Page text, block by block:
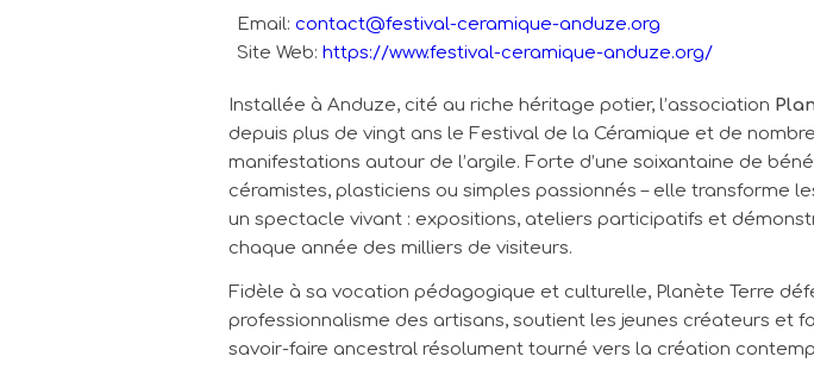
Email: contact@festival-ceramique-anduze.org
Site Web: https://www.festival-ceramique-anduze.org/
Installée à Anduze, cité au riche héritage potier, l’association
depuis plus de vingt ans le Festival de la Céramique et de
manifestations autour de l’argile. Forte d’une soixantaine de
céramistes, plasticiens ou simples passionnés – elle transforme
un spectacle vivant : expositions, ateliers participatifs et
chaque année des milliers de visiteurs.
Fidèle à sa vocation pédagogique et culturelle, Planète Terre
professionnalisme des artisans, soutient les jeunes créateurs et
savoir-faire ancestral résolument tourné vers la création